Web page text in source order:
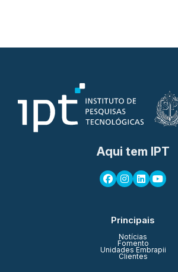
Aqui tem IPT
Principais
Notícias
Fomento
Unidades Embrapii
Clientes